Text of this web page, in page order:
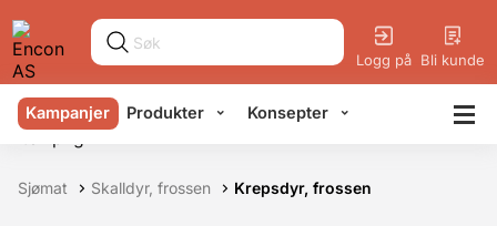
Logg på Bli kunde
Kampanjer Produkter Konsepter
Sjømat Skalldyr, frossen Krepsdyr, frossen